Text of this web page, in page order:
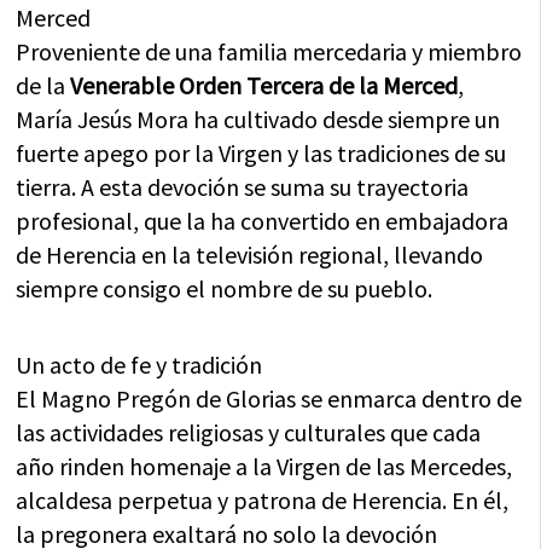
Merced
Proveniente de una familia mercedaria y miembro
de laVenerable Orden Tercera de la Merced,
María Jesús Mora ha cultivado desde siempre un
fuerte apego por la Virgen y las tradiciones de su
tierra. A esta devoción se suma su trayectoria
profesional, que la ha convertido en embajadora
de Herencia en la televisión regional, llevando
siempre consigo el nombre de su pueblo.
Un acto de fe y tradición
El Magno Pregón de Glorias se enmarca dentro de
las actividades religiosas y culturales que cada
año rinden homenaje a la Virgen de las Mercedes,
alcaldesa perpetua y patrona de Herencia. En él,
la pregonera exaltará no solo la devoción